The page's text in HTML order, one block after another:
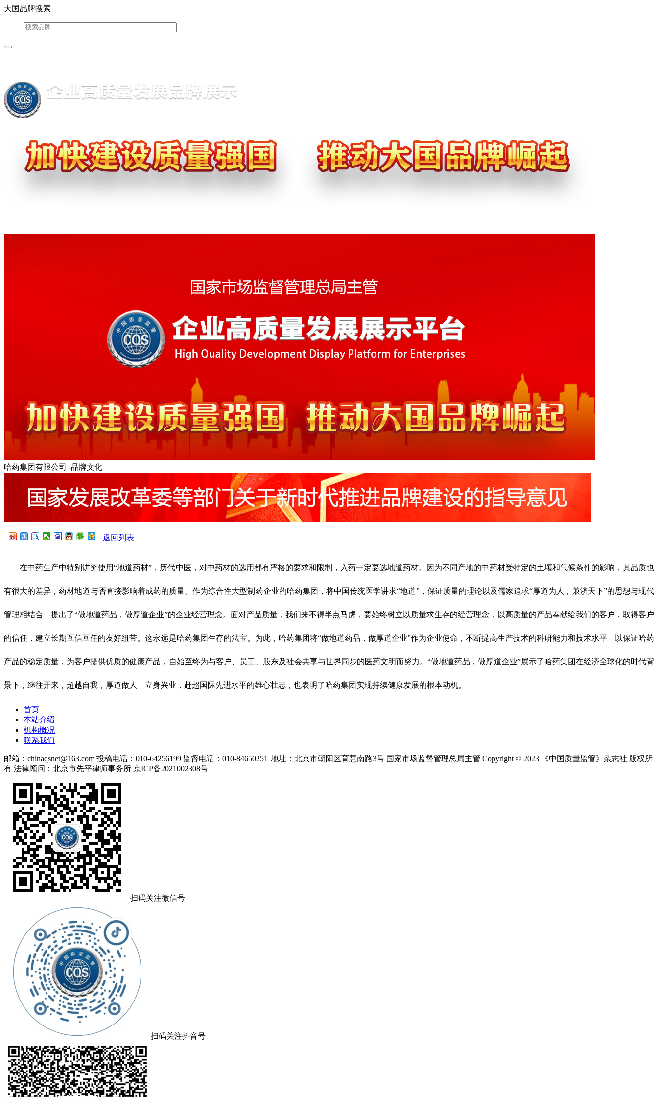
大国品牌搜索
哈药集团有限公司 -品牌文化
返回列表
在中药生产中特别讲究使用“地道药材”，历代中医，对中药材的选用都有严格的要求和限制，入药一定要选地道药材。因为不同产地的中药材受特定的土壤和气候条件的影响，其品质也
有很大的差异，药材地道与否直接影响着成药的质量。作为综合性大型制药企业的哈药集团，将中国传统医学讲求“地道”，保证质量的理论以及儒家追求“厚道为人，兼济天下”的思想与现代
管理相结合，提出了“做地道药品，做厚道企业”的企业经营理念。面对产品质量，我们来不得半点马虎，要始终树立以质量求生存的经营理念，以高质量的产品奉献给我们的客户，取得客户
的信任，建立长期互信互任的友好纽带。这永远是哈药集团生存的法宝。为此，哈药集团将“做地道药品，做厚道企业”作为企业使命，不断提高生产技术的科研能力和技术水平，以保证哈药
产品的稳定质量，为客户提供优质的健康产品，自始至终为与客户、员工、股东及社会共享与世界同步的医药文明而努力。“做地道药品，做厚道企业”展示了哈药集团在经济全球化的时代背
景下，继往开来，超越自我，厚道做人，立身兴业，赶超国际先进水平的雄心壮志，也表明了哈药集团实现持续健康发展的根本动机。
首页
本站介绍
机构概况
联系我们
邮箱：chinaqsnet@163.com 投稿电话：010-64256199 监督电话：010-84650251 地址：北京市朝阳区育慧南路3号 国家市场监督管理总局主管 Copyright © 2023 《中国质量监管》杂志社 版权所
有 法律顾问：北京市先平律师事务所 京ICP备2021002308号
扫码关注微信号
扫码关注抖音号